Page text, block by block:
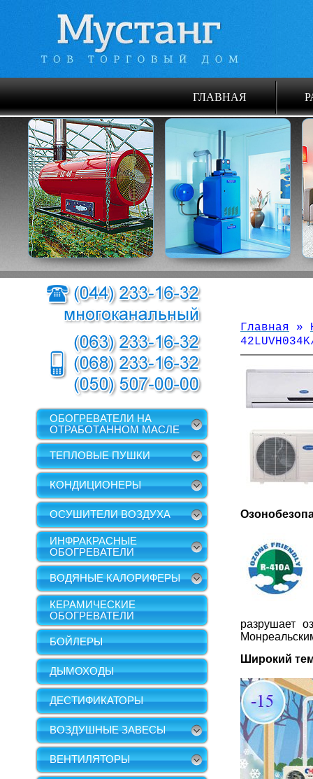
ГЛАВНАЯ
ОБОГРЕВАТЕЛИ НА
ОТРАБОТАННОМ МАСЛЕ
ТЕПЛОВЫЕ ПУШКИ
КОНДИЦИОНЕРЫ
ОСУШИТЕЛИ ВОЗДУХА
ИНФРАКРАСНЫЕ
ОБОГРЕВАТЕЛИ
ВОДЯНЫЕ КАЛОРИФЕРЫ
КЕРАМИЧЕСКИЕ
ОБОГРЕВАТЕЛИ
БОЙЛЕРЫ
ДЫМОХОДЫ
ДЕСТИФИКАТОРЫ
ВОЗДУШНЫЕ ЗАВЕСЫ
ВЕНТИЛЯТОРЫ
Главная »
42LUVH034K
разрушает
Широкий